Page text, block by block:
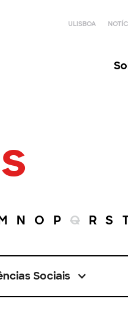
ULISBOA
N O P Q R S
Sociais